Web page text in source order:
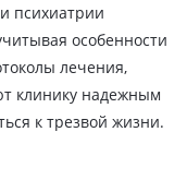
психиатрии
особенности
лечения,
клинику надежным
к трезвой жизни.